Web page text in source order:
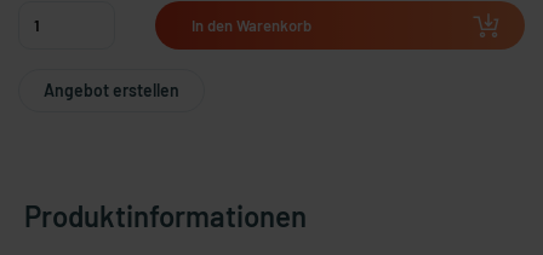
In den Warenkorb
Angebot erstellen
Produktinformationen